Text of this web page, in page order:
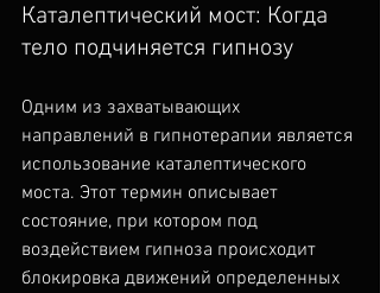
Каталептический мост: Когда
тело подчиняется гипнозу
Одним из захватывающих
направлений в гипнотерапии является
использование каталептического
моста. Этот термин описывает
состояние, при котором под
воздействием гипноза происходит
блокировка движений определенных